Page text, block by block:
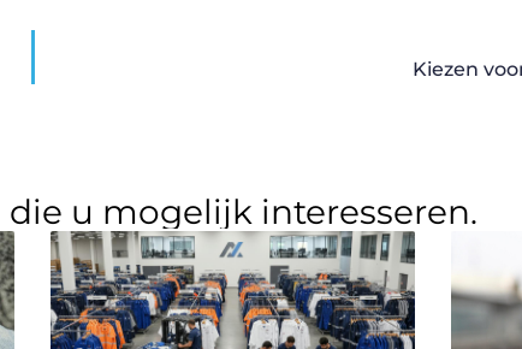
Kiezen
die u mogelijk interesseren.